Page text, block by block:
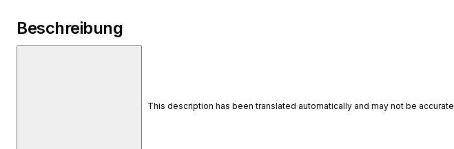
Beschreibung
This description has been translated automatically and may not be accurate